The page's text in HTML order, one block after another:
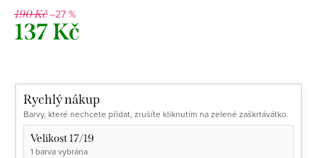
190 Kč–27 %
137 Kč
Rychlý nákup
Barvy, které nechcete přidat, zrušíte kliknutím na zelené zaškrtávátko.
Velikost 17/19
1 barva vybrána